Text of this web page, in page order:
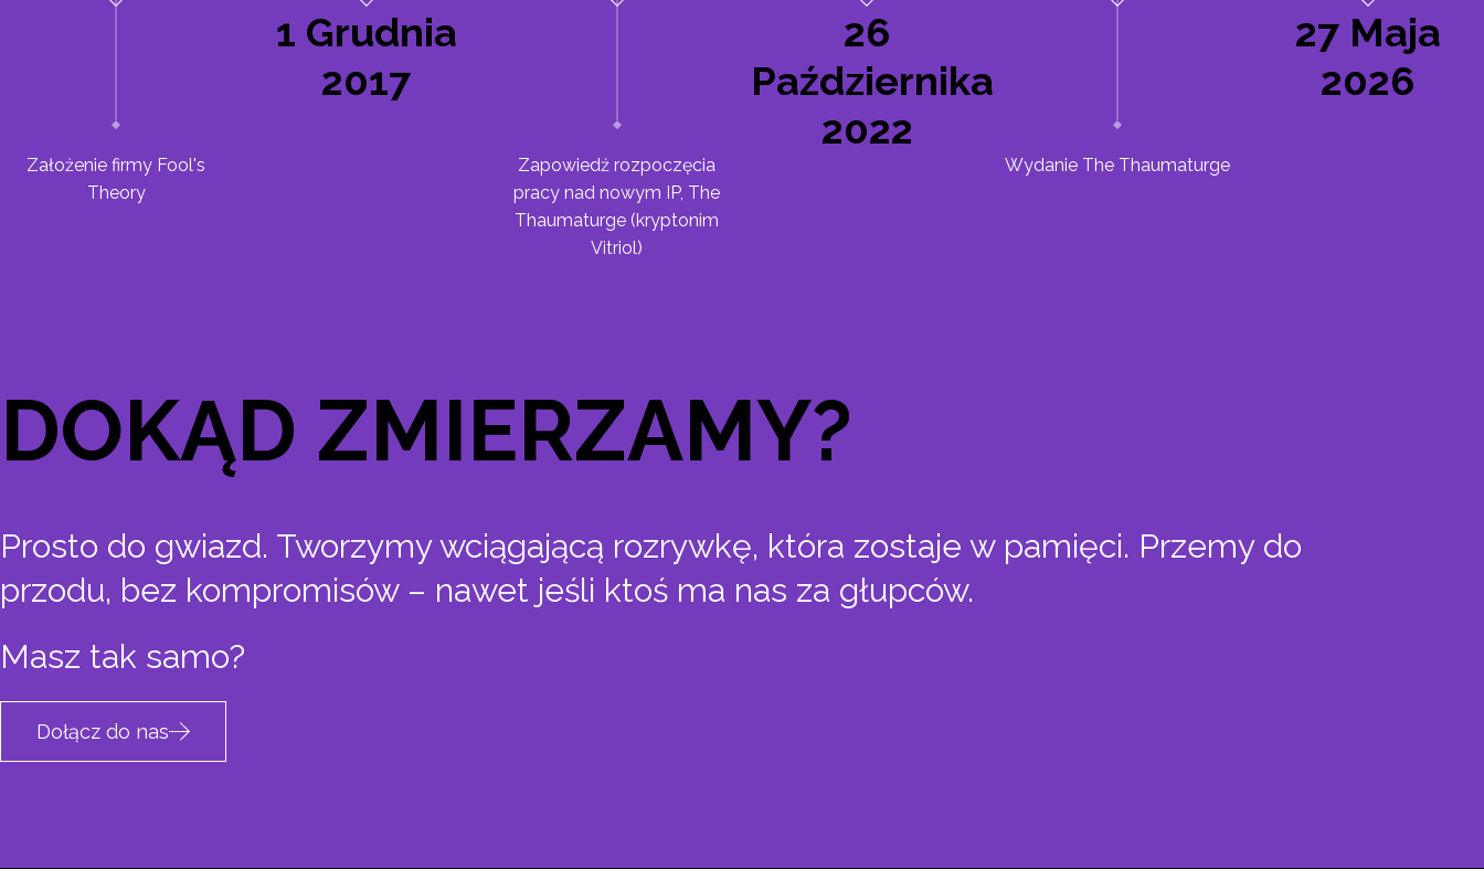
Założenie firmy Fool's
Theory
1 Grudnia
2017
Zapowiedź rozpoczęcia
pracy nad nowym IP, The
Thaumaturge (kryptonim
Vitriol)
26
Października
2022
Wydanie The Thaumaturge
27 Maja
2026
DOKĄD ZMIERZAMY?
Prosto do gwiazd. Tworzymy wciągającą rozrywkę, która zostaje w pamięci. Przemy do
przodu, bez kompromisów – nawet jeśli ktoś ma nas za głupców.
Masz tak samo?
Dołącz do nas